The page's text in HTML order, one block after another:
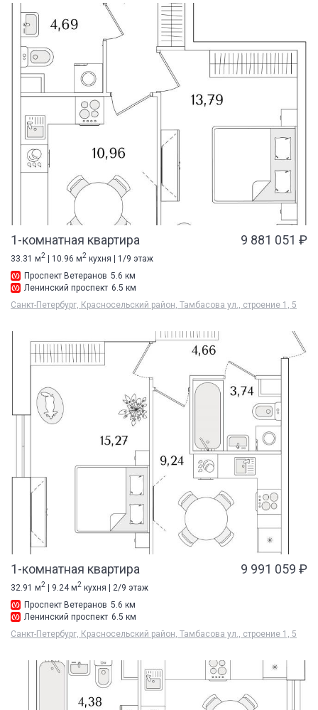
1-комнатная квартира 9 881 051 ₽
33.31 м2 | 10.96 м2 кухня | 1/9 этаж
Проспект Ветеранов 5.6 км
Ленинский проспект 6.5 км
Санкт-Петербург, Красносельский район, Тамбасова ул., строение 1, 5
1-комнатная квартира 9 991 059 ₽
32.91 м2 | 9.24 м2 кухня | 2/9 этаж
Проспект Ветеранов 5.6 км
Ленинский проспект 6.5 км
Санкт-Петербург, Красносельский район, Тамбасова ул., строение 1, 5